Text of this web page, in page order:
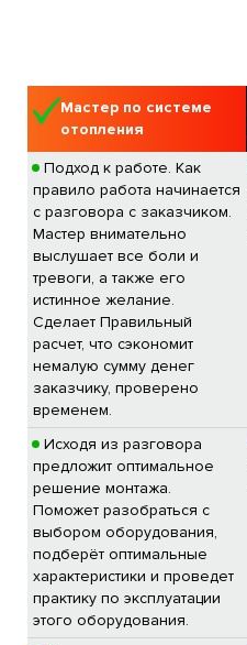
Мастер по системе
отопления
Подход к работе. Как
правило работа начинается
с разговора с заказчиком.
Мастер внимательно
выслушает все боли и
тревоги, а также его
истинное желание.
Сделает Правильный
расчет, что сэкономит
немалую сумму денег
заказчику, проверено
временем.
Исходя из разговора
предложит оптимальное
решение монтажа.
Поможет разобраться с
выбором оборудования,
подберёт оптимальные
характеристики и проведет
практику по эксплуатации
этого оборудования.